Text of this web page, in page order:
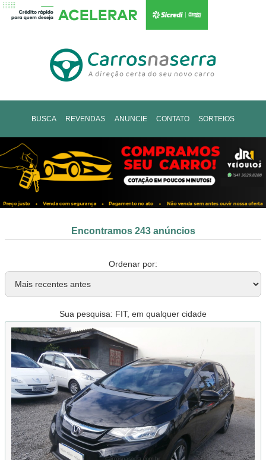
BUSCA REVENDAS ANUNCIE CONTATO SORTEIOS
Encontramos 243 anúncios
Ordenar por:
Sua pesquisa: FIT, em qualquer cidade